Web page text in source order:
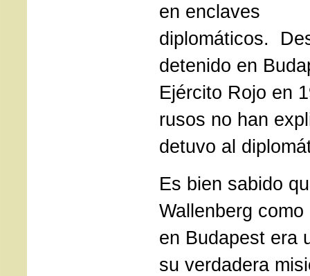
en enclaves
diplomáticos.
detenido en
Ejército Rojo en
rusos no han
detuvo al
Es bien sabido
Wallenberg
en Budapest era
su verdadera